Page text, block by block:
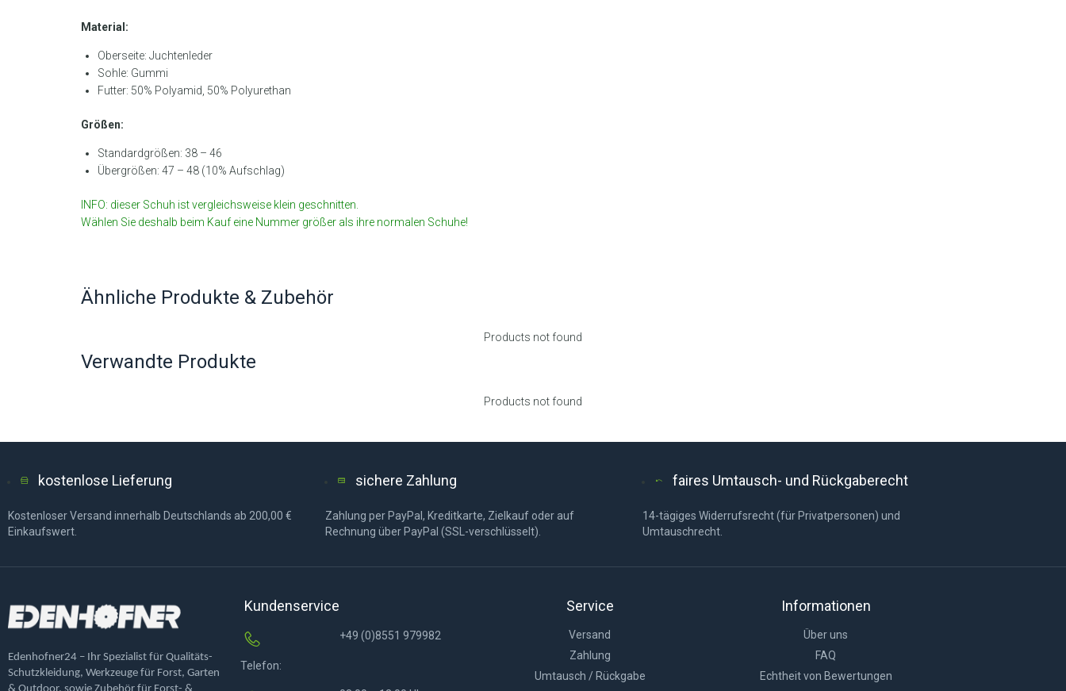
Material:
Oberseite: Juchtenleder
Sohle: Gummi
Futter: 50% Polyamid, 50% Polyurethan
Größen:
Standardgrößen: 38 – 46
Übergrößen: 47 – 48 (10% Aufschlag)
INFO: dieser Schuh ist vergleichsweise klein geschnitten.
Wählen Sie deshalb beim Kauf eine Nummer größer als ihre normalen Schuhe!
Ähnliche Produkte & Zubehör
Products not found
Verwandte Produkte
Products not found
kostenlose Lieferung
Kostenloser Versand innerhalb Deutschlands ab 200,00 €
Einkaufswert.
sichere Zahlung
Zahlung per PayPal, Kreditkarte, Zielkauf oder auf
Rechnung über PayPal (SSL-verschlüsselt).
faires Umtausch- und Rückgaberecht
14-tägiges Widerrufsrecht (für Privatpersonen) und
Umtauschrecht.
Edenhofner24 – Ihr Spezialist für Qualitäts-
Schutzkleidung, Werkzeuge für Forst, Garten
Kundenservice
Telefon:
+49 (0)8551 979982
Service
Versand
Zahlung
Umtausch / Rückgabe
Informationen
Über uns
FAQ
Echtheit von Bewertungen